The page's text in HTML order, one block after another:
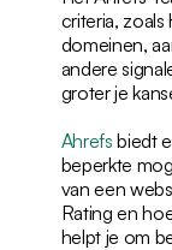
criteria, zoals
domeinen,
andere
groter je
Ahrefs biedt
beperkte
van een
Rating en
helpt je om